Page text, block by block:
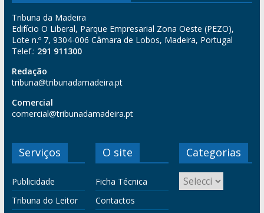
Tribuna da Madeira
Edifício O Liberal, Parque Empresarial Zona Oeste (PEZO),
Lote n.º 7, 9304-006 Câmara de Lobos, Madeira, Portugal
Telef.: 291 911300
Redação
tribuna@tribunadamadeira.pt
Comercial
comercial@tribunadamadeira.pt
Serviços
Publicidade
Tribuna do Leitor
O site
Ficha Técnica
Contactos
Categorias